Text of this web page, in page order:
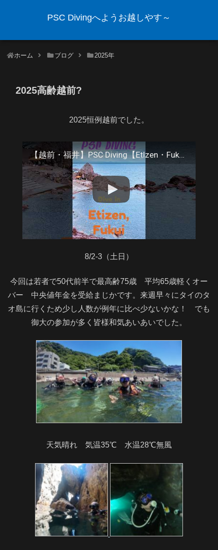
PSC Divingへようお越しやす～
ホーム ブログ 2025年
2025高齢越前?
2025恒例越前でした。
【越前・福井】PSC Diving【Etlzen・Fukui】 #scubadiving #pscダイビング #travel #diving #ocean #eel #insta360x5
8/2-3（土日）
今回は若者で50代前半で最高齢75歳 平均65歳軽くオー
バー 中央値年金を受給まじかです。来週早々にタイのタ
オ島に行くため少し人数が例年に比べ少ないかな！ でも
御大の参加が多く皆様和気あいあいでした。
天気晴れ 気温35℃ 水温28℃無風